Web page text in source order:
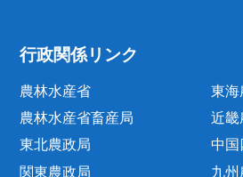
行政関係リンク
農林水産省
農林水産省畜産局
東北農政局
関東農政局
東海
近畿
中国
九州